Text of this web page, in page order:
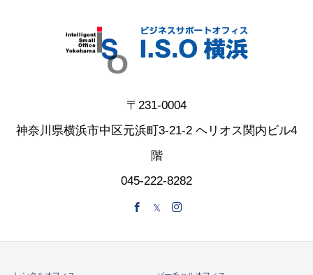
〒231-0004
神奈川県横浜市中区元浜町3-21-2 ヘリオス関内ビル4
階
045-222-8282